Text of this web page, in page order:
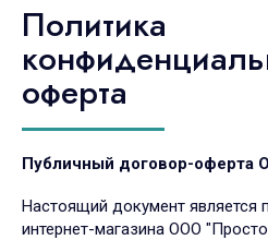
Политика
оферта
Публичный договор-оферта
Настоящий документ является
интернет-магазина ООО